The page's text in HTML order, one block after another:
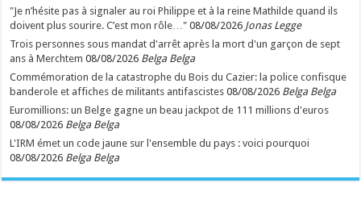
"Je n’hésite pas à signaler au roi Philippe et à la reine Mathilde quand ils
doivent plus sourire. C’est mon rôle…" 08/08/2026 Jonas Legge
Trois personnes sous mandat d'arrêt après la mort d'un garçon de sept
ans à Merchtem 08/08/2026 Belga Belga
Commémoration de la catastrophe du Bois du Cazier: la police confisque
banderole et affiches de militants antifascistes 08/08/2026 Belga Belga
Euromillions: un Belge gagne un beau jackpot de 111 millions d'euros
08/08/2026 Belga Belga
L'IRM émet un code jaune sur l'ensemble du pays : voici pourquoi
08/08/2026 Belga Belga